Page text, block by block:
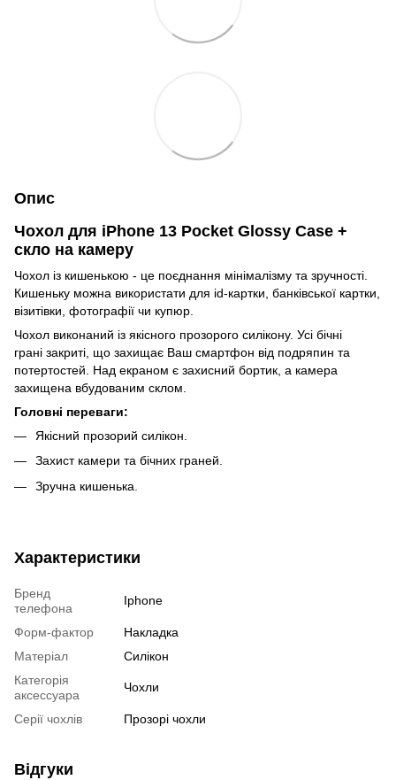
Опис
Чохол для iPhone 13 Pocket Glossy Case +
скло на камеру
Чохол із кишенькою - це поєднання мінімалізму та зручності.
Кишеньку можна використати для id-картки, банківської картки,
візитівки, фотографії чи купюр.
Чохол виконаний із якісного прозорого силікону. Усі бічні
грані закриті, що захищає Ваш смартфон від подряпин та
потертостей. Над екраном є захисний бортик, а камера
захищена вбудованим склом.
Головні переваги:
Якісний прозорий силікон.
Захист камери та бічних граней.
Зручна кишенька.
Характеристики
Бренд
телефона
Iphone
Форм-фактор
Накладка
Матеріал
Силікон
Категорія
аксессуара
Чохли
Серії чохлів Прозорі чохли
Відгуки